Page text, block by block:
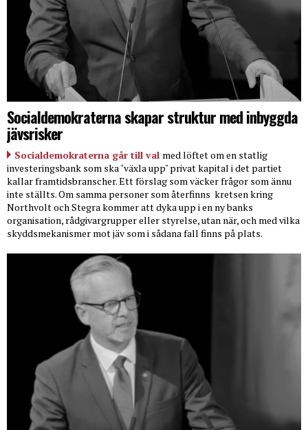
Socialdemokraterna skapar struktur med inbyggda
jävsrisker
Socialdemokraterna går till val med löftet om en statlig
investeringsbank som ska "växla upp" privat kapital i det partiet
kallar framtidsbranscher. Ett förslag som väcker frågor som ännu
inte ställts. Om samma personer som återfinns kretsen kring
Northvolt och Stegra kommer att dyka upp i en ny banks
organisation, rådgivargrupper eller styrelse, utan när, och med vilka
skyddsmekanismer mot jäv som i sådana fall finns på plats.